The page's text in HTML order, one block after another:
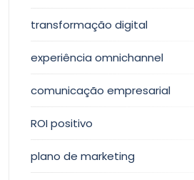
transformação digital
experiência omnichannel
comunicação empresarial
ROI positivo
plano de marketing